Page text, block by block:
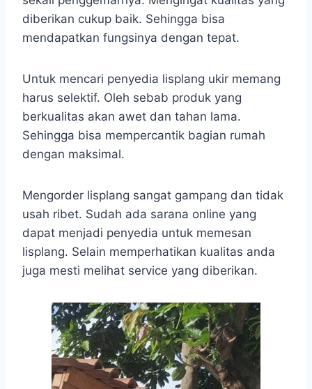
diberikan cukup baik. Sehingga bisa
mendapatkan fungsinya dengan tepat.
Untuk mencari penyedia lisplang ukir memang
harus selektif. Oleh sebab produk yang
berkualitas akan awet dan tahan lama.
Sehingga bisa mempercantik bagian rumah
dengan maksimal.
Mengorder lisplang sangat gampang dan tidak
usah ribet. Sudah ada sarana online yang
dapat menjadi penyedia untuk memesan
lisplang. Selain memperhatikan kualitas anda
juga mesti melihat service yang diberikan.